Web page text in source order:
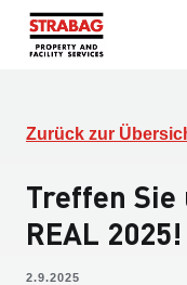
Zurück zur
Treffen Sie
REAL 2025!
2.9.2025